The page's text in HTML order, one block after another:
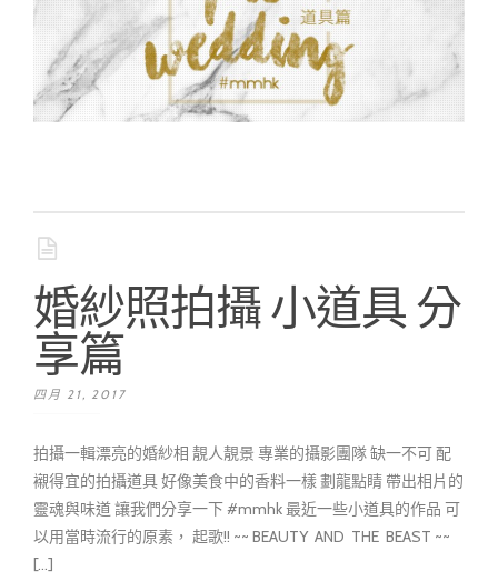
婚紗照拍攝 小道具 分
享篇
四月 21, 2017
拍攝一輯漂亮的婚紗相 靚人靚景 專業的攝影團隊 缺一不可 配
襯得宜的拍攝道具 好像美食中的香料一樣 劃龍點睛 帶出相片的
靈魂與味道 讓我們分享一下 #mmhk 最近一些小道具的作品 可
以用當時流行的原素， 起歌!! ~~ BEAUTY AND THE BEAST ~~
[...]